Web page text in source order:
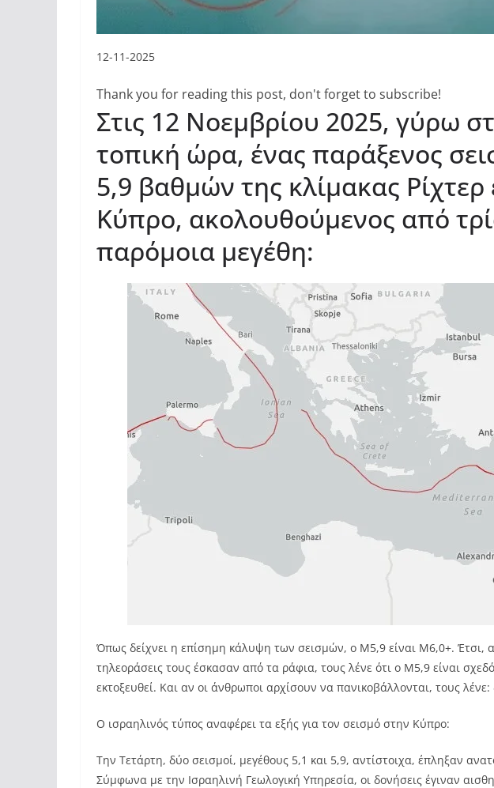
12-11-2025
Thank you for reading this post, don't forget to subscribe!
Στις 12 Νοεμβρίου 2025, γύρω
τοπική ώρα, ένας παράξενος
5,9 βαθμών της κλίμακας Ρίχτερ
Κύπρο, ακολουθούμενος από
παρόμοια μεγέθη:
Όπως δείχνει η επίσημη κάλυψη των σεισμών, ο M5,9 είναι M6,0+. Έτσι,
τηλεοράσεις τους έσκασαν από τα ράφια, τους λένε ότι ο M5,9 είναι
εκτοξευθεί. Και αν οι άνθρωποι αρχίσουν να πανικοβάλλονται, τους
Ο ισραηλινός τύπος αναφέρει τα εξής για τον σεισμό στην Κύπρο:
Την Τετάρτη, δύο σεισμοί, μεγέθους 5,1 και 5,9, αντίστοιχα, έπληξαν
Σύμφωνα με την Ισραηλινή Γεωλογική Υπηρεσία, οι δονήσεις έγιναν